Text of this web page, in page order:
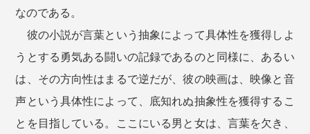
なのである。
彼の小説が言葉という抽象によって具体性を獲得しよ
うとする勇気ある闘いの記録であるのと同様に、あるい
は、その方向性はまるで逆だが、彼の映画は、映像と音
声という具体性によって、底知れぬ抽象性を獲得するこ
とを目指している。ここにいる男と女は、言葉を欠き、